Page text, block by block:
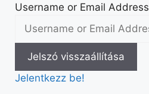
Username or Email Address
Jelentkezz be!